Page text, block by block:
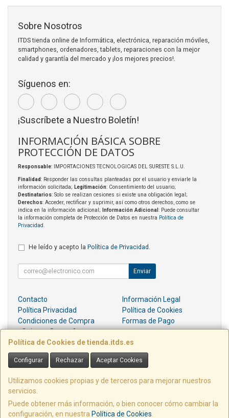
Política de Cookies de tienda.itds.es
Configurar Rechazar Aceptar Cookies
Utilizamos cookies propias y de terceros para mejorar nuestros
servicios.
Puede obtener más información, o bien conocer cómo cambiar la
configuración, en nuestra Política de Cookies
Sobre Nosotros
ITDS tienda online de Informática, electrónica, reparación móviles,
smartphones, ordenadores, tablets, reparaciones con la mejor
calidad y garantía del mercado y ¡los mejores precios!.
Síguenos en:
¡Suscríbete a Nuestro Boletín!
INFORMACIÓN BÁSICA SOBRE
PROTECCIÓN DE DATOS
Responsable: IMPORTACIONES TECNOLOGICAS DEL SURESTE S.L.U.
Finalidad: Responder las consultas planteadas por el usuario y enviarle la
información solicitada; Legitimación: Consentimiento del usuario;
Destinatarios: Solo se realizan cesiones si existe una obligación legal;
Derechos: Acceder, rectificar y suprimir, así como otros derechos, como se
indica en la información adicional;
Información Adicional : Puede consultar
la información completa de Protección de Datos en nuestra Política de
Privacidad
He leído y acepto la Política de Privacidad
Enviar
Contacto
Información Legal
Política Privacidad
Política de Cookies
Condiciones de Compra
Formas de Pago
¿Quienes Somos?
Contacto
pedidos@itds.es
PZ EMILIO DIEZ DE REVENGA, EDIF LIBERTAD LOCAL E6, 30009, MURCIA,